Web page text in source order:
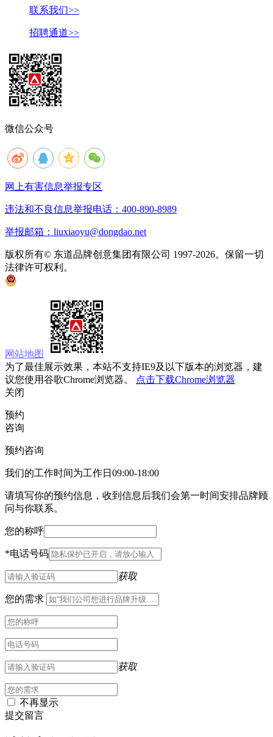
联系我们>>
招聘通道>>
微信公众号
网上有害信息举报专区
违法和不良信息举报电话：400-890-8989
举报邮箱：liuxiaoyu@dongdao.net
版权所有© 东道品牌创意集团有限公司 1997-2026。保留一切
法律许可权利。
网站地图
为了最佳展示效果，本站不支持IE9及以下版本的浏览器，建
议您使用谷歌Chrome浏览器。
点击下载Chrome浏览器
关闭
预约
咨询
预约咨询
我们的工作时间为工作日09:00-18:00
请填写你的预约信息，收到信息后我们会第一时间安排品牌顾
问与你联系。
您的称呼
*电话号码
获取
您的需求
获取
不再显示
提交留言